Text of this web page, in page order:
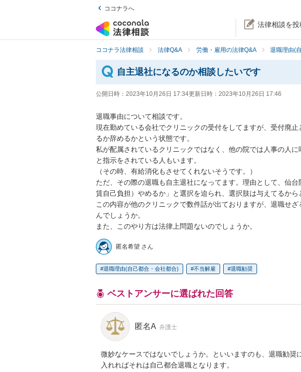
ココナラへ
法律相談を投
ココナラ法律相談 法律Q&A 労働・雇用の法律Q&A 退職理由(
自主退社になるのか相談したいです
公開日時： 2023年10月26日 17:34更新日時： 2023年10月26日 17:46
退職事由について相談です。
現在勤めている会社でクリニックの受付をしてますが、受付廃
るか辞めるかという状態です。
私が配属されているクリニックではなく、他の院では人事の人に
と指示をされている人もいます。
（その時、有給消化もさせてくれないそうです。）
ただ、その際の退職も自主退社になってます。理由として、仙
賃自己負担）やめるか」と選択を迫られ、選択肢は与えてるから
この内容が他のクリニックで数件話が出ておりますが、退職せ
んでしょうか。
また、このやり方は法律上問題ないのでしょうか。
匿名希望 さん
退職理由(自己都合・会社都合) 不当解雇 退職勧奨
ベストアンサーに選ばれた回答
匿名A 弁護士
微妙なケースではないでしょうか。といいますのも、退職勧奨
入れればそれは自己都合退職となります。